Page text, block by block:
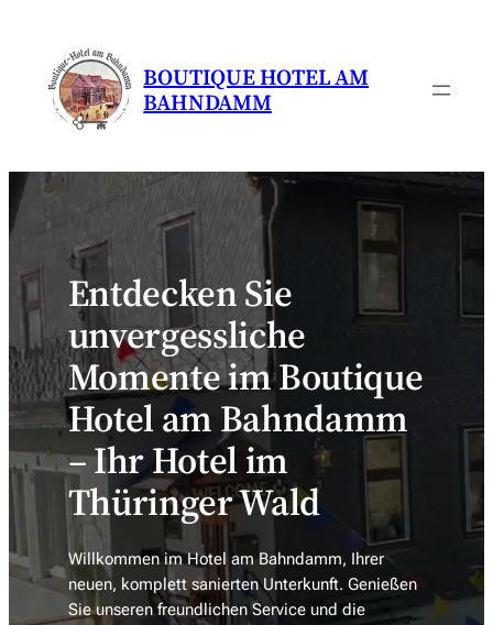
springen
BOUTIQUE HOTEL AM
BAHNDAMM
Entdecken Sie
unvergessliche
Momente im Boutique
Hotel am Bahndamm
– Ihr Hotel im
Thüringer Wald
Willkommen im Hotel am Bahndamm, Ihrer
neuen, komplett sanierten Unterkunft. Genießen
Sie unseren freundlichen Service und die